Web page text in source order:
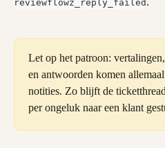
reviewflowz_reply_failed
Let op het patroon:
en antwoorden komen
notities. Zo blijft de
per ongeluk naar een klant